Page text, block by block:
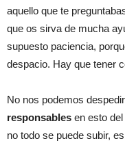
aquello que te
que os sirva de mucha
supuesto paciencia,
despacio. Hay que tener
No nos podemos
responsables en esto
no todo se puede subir,